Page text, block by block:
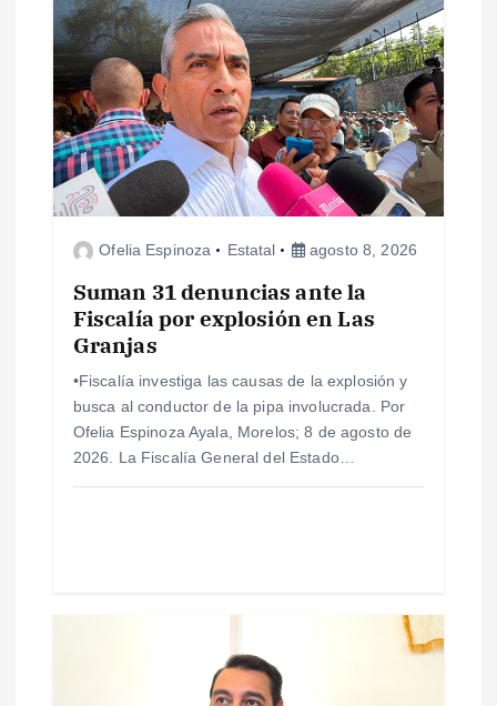
ó
n
d
a
Ofelia Espinoza Estatal agosto 8, 2026
Suman 31 denuncias ante la
Fiscalía por explosión en Las
Granjas
•Fiscalía investiga las causas de la explosión y
busca al conductor de la pipa involucrada. Por
Ofelia Espinoza Ayala, Morelos; 8 de agosto de
2026. La Fiscalía General del Estado…